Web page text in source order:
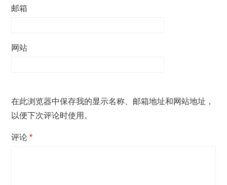
邮箱
网站
在此浏览器中保存我的显示名称、邮箱地址和网站地址，
以便下次评论时使用。
评论*